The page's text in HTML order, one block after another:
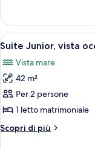
(No
Pool
Access)
Tradizionale,
vista
città
Pool
Access)
Apri
tutte
le
foto
per
Suite
Junior,
vista
6
Suite Junior, vista
Vista mare
42 m²
Per 2 persone
1 letto matrimoniale
Scopri di più
Altri